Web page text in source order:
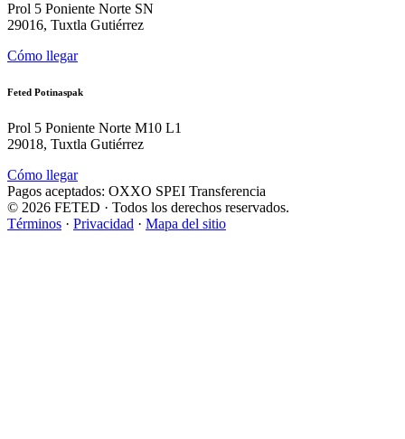
Prol 5 Poniente Norte SN
29016, Tuxtla Gutiérrez
Cómo llegar
Feted Potinaspak
Prol 5 Poniente Norte M10 L1
29018, Tuxtla Gutiérrez
Cómo llegar
Pagos aceptados: OXXO SPEI Transferencia
© 2026 FETED · Todos los derechos reservados.
Términos · Privacidad · Mapa del sitio